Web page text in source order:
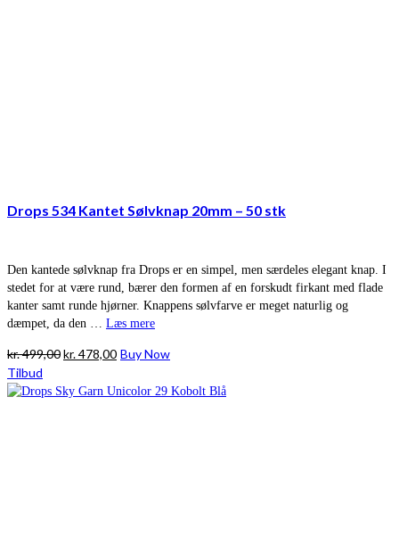
Drops 534 Kantet Sølvknap 20mm – 50 stk
Den kantede sølvknap fra Drops er en simpel, men særdeles elegant knap. I
stedet for at være rund, bærer den formen af en forskudt firkant med flade
kanter samt runde hjørner. Knappens sølvfarve er meget naturlig og
dæmpet, da den … Læs mere
kr.499,00Den
pris
kr.478,00Den
pris
Buy Now
Tilbud